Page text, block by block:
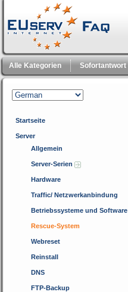
Alle Kategorien Sofortantwort
Startseite
Server
Allgemein
Server-Serien
Hardware
Traffic/ Netzwerkanbindung
Betriebssysteme und Software
Rescue-System
Webreset
Reinstall
DNS
FTP-Backup